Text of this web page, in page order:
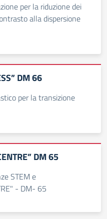
per la riduzione dei
alla dispersione
DM 66
per la transizione
DM 65
STEM e
- DM- 65